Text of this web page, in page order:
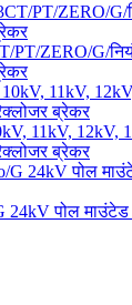
PT/ZERO/G/
11kV, 12kV,
ब्रेकर
24kV पोल माउंटेड